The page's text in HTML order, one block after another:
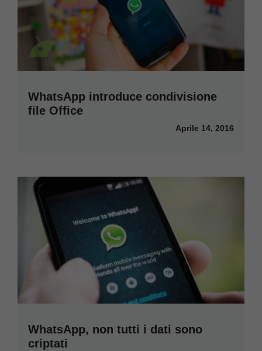
WhatsApp introduce condivisione
file Office
Aprile 14, 2016
WhatsApp, non tutti i dati sono
criptati